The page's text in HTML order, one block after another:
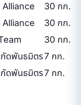
Alliance
30 กก.
Alliance
30 กก.
30 กก.
กัดพันธมิตร7 กก.
กัดพันธมิตร7 กก.